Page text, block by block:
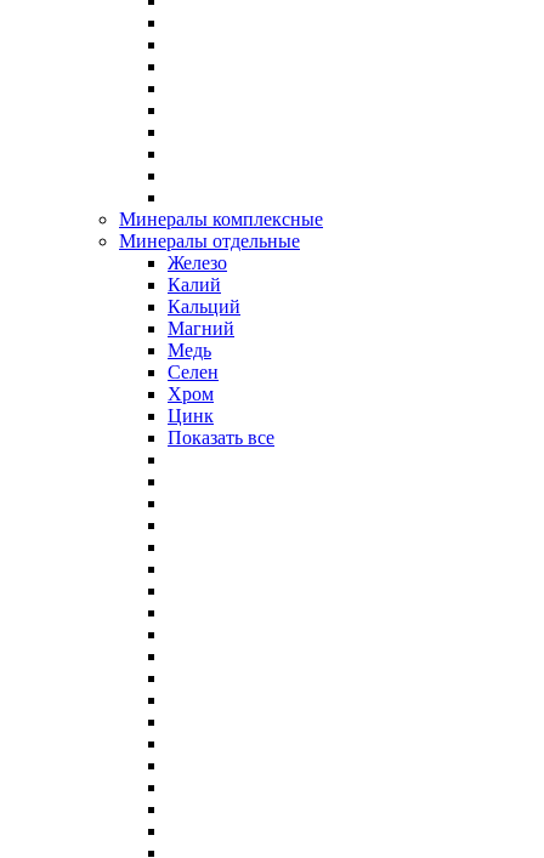
Минералы комплексные
Минералы отдельные
Железо
Калий
Кальций
Магний
Медь
Селен
Хром
Цинк
Показать все